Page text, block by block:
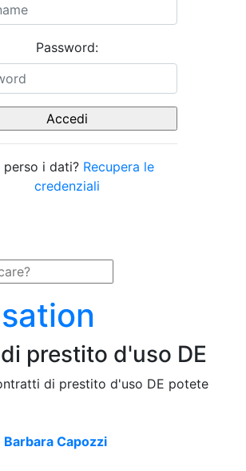
Password:
perso i dati? Recupera le
credenziali
prestito d'uso DE
di prestito d'uso DE potete
Barbara Capozzi